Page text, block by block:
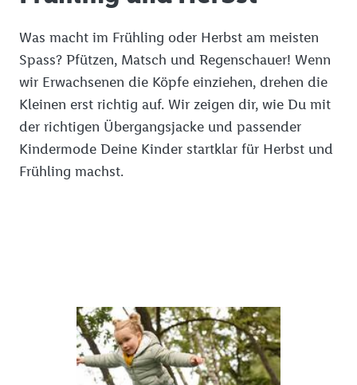
Was macht im Frühling oder Herbst am meisten
Spass? Pfützen, Matsch und Regenschauer! Wenn
wir Erwachsenen die Köpfe einziehen, drehen die
Kleinen erst richtig auf. Wir zeigen dir, wie Du mit
der richtigen Übergangsjacke und passender
Kindermode Deine Kinder startklar für Herbst und
Frühling machst.